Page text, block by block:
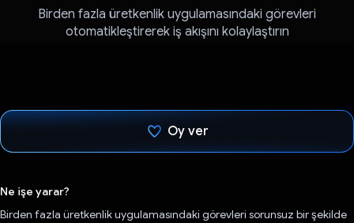
Birden fazla üretkenlik uygulamasındaki görevleri
otomatikleştirerek iş akışını kolaylaştırın
Oy ver
Ne işe yarar?
Birden fazla üretkenlik uygulamasındaki görevleri sorunsuz bir şekilde